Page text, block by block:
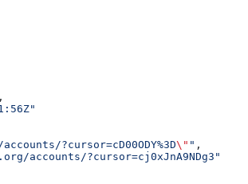
,
?cursor=cD00ODY%3D\" " ,
accounts/?cursor=cj0xJnA9NDg3"